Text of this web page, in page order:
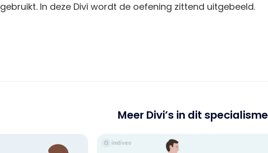
gebruikt. In deze Divi wordt de oefening zittend uitgebeeld.
Meer Divi’s in dit specialisme